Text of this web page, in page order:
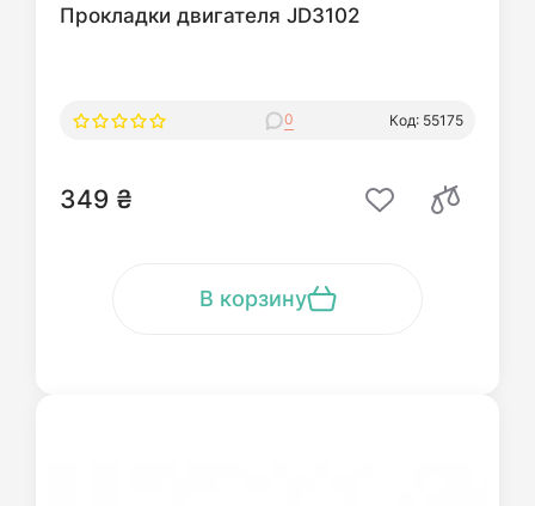
Прокладки двигателя JD3102
0 Код: 55175
349 ₴
В корзину